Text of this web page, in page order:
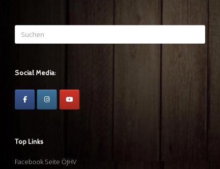
nach:
Social Media:
Top Links
Facebook Seite ÖJHV